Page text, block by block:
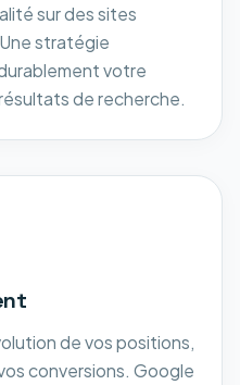
sur des sites
stratégie
votre
de recherche.
de vos positions,
conversions. Google